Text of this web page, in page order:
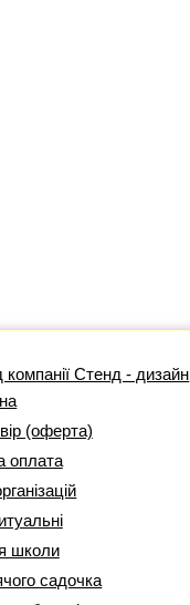
компанії Стенд - дизайн
(оферта)
оплата
школи
садочка